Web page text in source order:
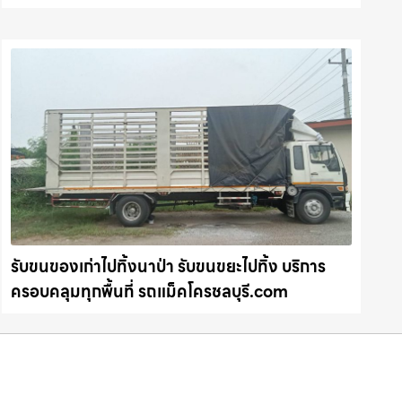
รับขนของเก่าไปทิ้งนาป่า รับขนขยะไปทิ้ง บริการ
ครอบคลุมทุกพื้นที่ รถแม็คโครชลบุรี.com